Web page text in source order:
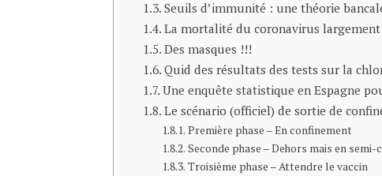
Seuils d’immunité : une théorie
La mortalité du coronavirus
Des masques !!!
Quid des résultats des tests sur la
Une enquête statistique en Espagne
Le scénario (officiel) de sortie de
Première phase – En confinement
Seconde phase – Dehors mais en
Troisième phase – Attendre le vaccin